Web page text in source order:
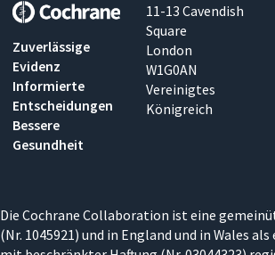
Zuverlässige
Evidenz
Informierte
Entscheidungen
Bessere
Gesundheit
11-13 Cavendish
Square
London
W1G0AN
Vereinigtes
Königreich
Die Cochrane Collaboration ist eine
(Nr. 1045921) und in England und in Wales